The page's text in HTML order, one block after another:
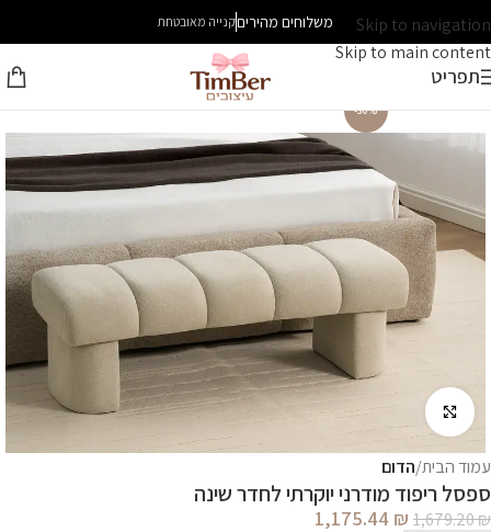
Skip to navigation
Skip to main content
משלוחים מהיריםקנייה מאובטחת
תפריט
עמוד הבית הדום
ספסל ריפוד מודרני יוקרתי לחדר שינה
1,679.20₪
1,175.44 ₪
-30%
לחץ להגדלה